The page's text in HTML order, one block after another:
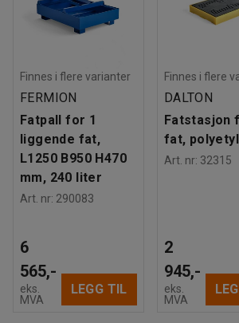
Finnes i flere varianter
FERMION
Fatpall for 1
liggende fat,
L1250 B950 H470
mm, 240 liter
Art. nr: 290083
6
565,-
eks.
MVA
LEGG TIL
Finnes i flere
DALTON
Fatstasjon
fat,
Art. nr: 32315
2
945,-
eks.
MVA